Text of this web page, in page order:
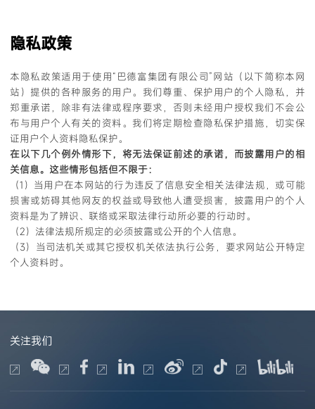
隐私政策
本隐私政策适用于使用“巴德富集团有限公司”网站（以下简称本网
站）提供的各种服务的用户。我们尊重、保护用户的个人隐私，并
郑重承诺，除非有法律或程序要求，否则未经用户授权我们不会公
布与用户个人有关的资料。我们将定期检查隐私保护措施，切实保
证用户个人资料隐私保护。
在以下几个例外情形下，将无法保证前述的承诺，而披露用户的相
关信息。这些情形包括但不限于：
（1）当用户在本网站的行为违反了信息安全相关法律法规，或可能
损害或妨碍其他网友的权益或导致他人遭受损害，披露用户的个人
资料是为了辨识、联络或采取法律行动所必要的行动时。
（2）法律法规所规定的必须披露或公开的个人信息。
（3）当司法机关或其它授权机关依法执行公务，要求网站公开特定
个人资料时。
关注我们